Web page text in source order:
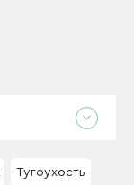
Тугоухость